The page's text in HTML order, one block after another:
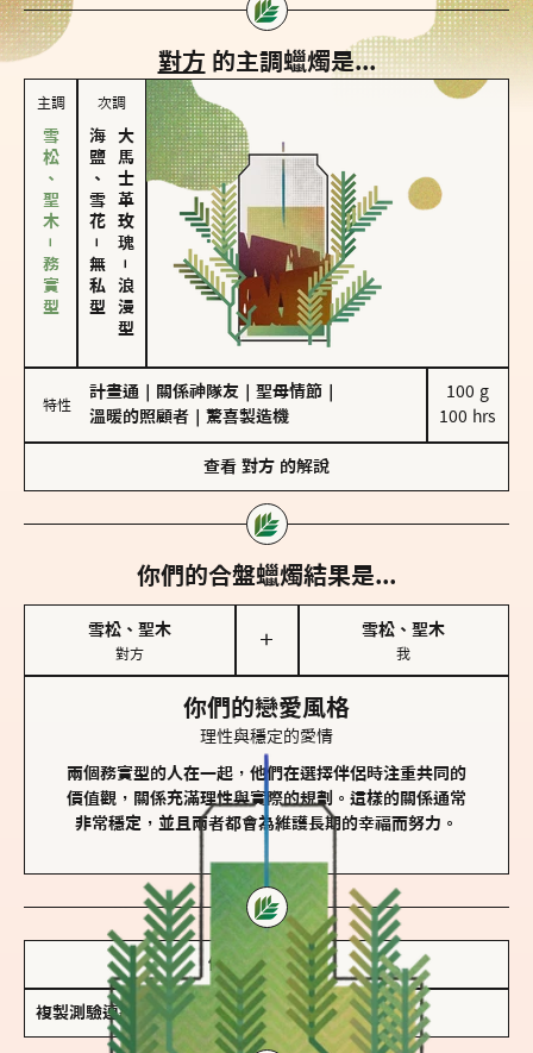
對方 的主調蠟燭是...
主調
雪松、聖木－務實型
次調
海鹽、雪花
－
無私型
大馬士革玫瑰
－
浪漫型
特性
計畫通 關係神隊友 聖母情節
溫暖的照顧者
驚喜製造機
100 g
100 hrs
查看 對方 的解說
你們的合盤蠟燭結果是...
雪松、聖木
對方
＋
雪松、聖木
我
你們的戀愛風格
理性與穩定的愛情
兩個務實型的人在一起，他們在選擇伴侶時注重共同的
價值觀，關係充滿理性與實際的規劃。這樣的關係通常
非常穩定，並且兩者都會為維護長期的幸福而努力。
儲存我的結果圖
複製測驗連結 查看香氛類型全解析 >>>